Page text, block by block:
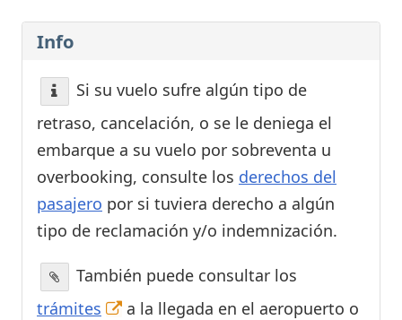
Info
Si su vuelo sufre algún tipo de
retraso, cancelación, o se le deniega el
embarque a su vuelo por sobreventa u
overbooking, consulte los derechos del
pasajero por si tuviera derecho a algún
tipo de reclamación y/o indemnización.
También puede consultar los
trámites
a la llegada en el aeropuerto o